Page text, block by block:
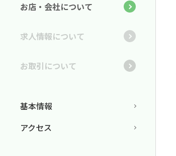
お店・会社について
求人情報について
お取引について
基本情報
アクセス